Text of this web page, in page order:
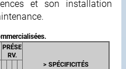
et son installation
PRÉSE
RV.
> SPÉCIFICITÉS